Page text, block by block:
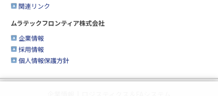
関連リンク
ムラテックフロンティア株式会社
企業情報
採用情報
個人情報保護方針